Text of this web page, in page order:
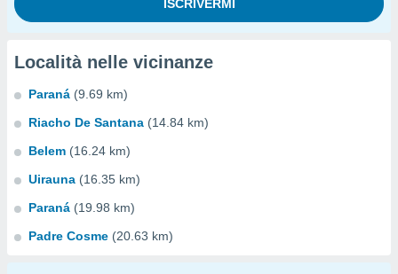
Località nelle vicinanze
Paraná (9.69 km)
Riacho De Santana (14.84 km)
Belem (16.24 km)
Uirauna (16.35 km)
Paraná (19.98 km)
Padre Cosme (20.63 km)